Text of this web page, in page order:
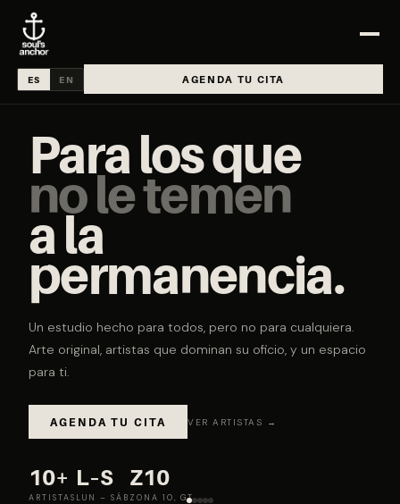
ES EN AGENDA TU CITA
Para los que
no le temen
a la
permanencia.
Un estudio hecho para todos, pero no para cualquiera.
Arte original, artistas que dominan su oficio, y un espacio
para ti.
AGENDA TU CITA VER ARTISTAS →
10+
ARTISTAS
L–S
LUN – SÁB
Z10
ZONA 10, GT